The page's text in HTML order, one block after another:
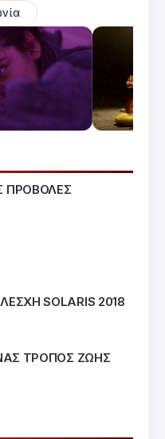
ΠΡΟΒΟΛΕΣ
SOLARIS 2018
ΤΡΟΠΟΣ ΖΩΗΣ